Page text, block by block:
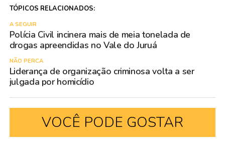
TÓPICOS RELACIONADOS:
A SEGUIR
Polícia Civil incinera mais de meia tonelada de
drogas apreendidas no Vale do Juruá
NÃO PERCA
Liderança de organização criminosa volta a ser
julgada por homicídio
VOCÊ PODE GOSTAR